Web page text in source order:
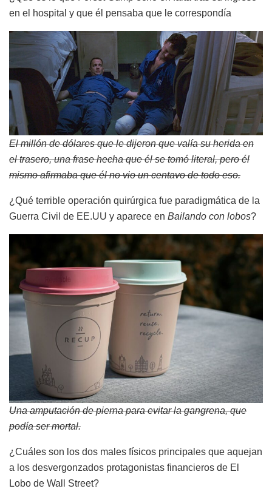
en el hospital y que él pensaba que le correspondía
El millón de dólares que le dijeron que valía su herida en
el trasero, una frase hecha que él se tomó literal, pero él
mismo afirmaba que él no vio un centavo de todo eso.
¿Qué terrible operación quirúrgica fue paradigmática de la
Guerra Civil de EE.UU y aparece en Bailando con lobos?
Una amputación de pierna para evitar la gangrena, que
podía ser mortal.
¿Cuáles son los dos males físicos principales que aquejan
a los desvergonzados protagonistas financieros de El
Lobo de Wall Street?